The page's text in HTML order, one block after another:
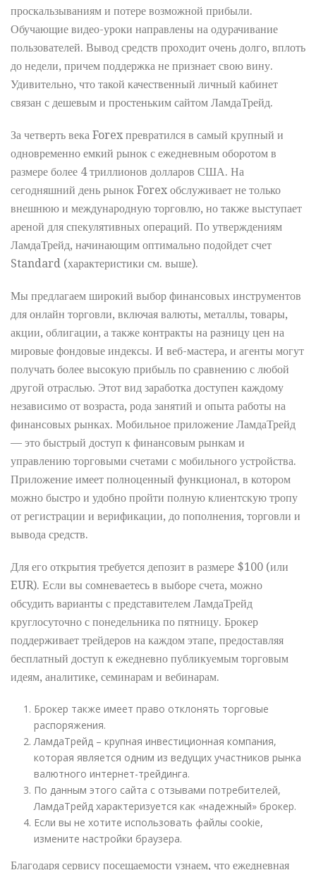
проскальзываниям и потере возможной прибыли.
Обучающие видео-уроки направлены на одурачивание
пользователей. Вывод средств проходит очень долго, вплоть
до недели, причем поддержка не признает свою вину.
Удивительно, что такой качественный личный кабинет
связан с дешевым и простеньким сайтом ЛамдаТрейд.
За четверть века Forex превратился в самый крупный и
одновременно емкий рынок с ежедневным оборотом в
размере более 4 триллионов долларов США. На
сегодняшний день рынок Forex обслуживает не только
внешнюю и международную торговлю, но также выступает
ареной для спекулятивных операций. По утверждениям
ЛамдаТрейд, начинающим оптимально подойдет счет
Standard (характеристики см. выше).
Мы предлагаем широкий выбор финансовых инструментов
для онлайн торговли, включая валюты, металлы, товары,
акции, облигации, а также контракты на разницу цен на
мировые фондовые индексы. И веб-мастера, и агенты могут
получать более высокую прибыль по сравнению с любой
другой отраслью. Этот вид заработка доступен каждому
независимо от возраста, рода занятий и опыта работы на
финансовых рынках. Мобильное приложение ЛамдаТрейд
— это быстрый доступ к финансовым рынкам и
управлению торговыми счетами с мобильного устройства.
Приложение имеет полноценный функционал, в котором
можно быстро и удобно пройти полную клиентскую тропу
от регистрации и верификации, до пополнения, торговли и
вывода средств.
Для его открытия требуется депозит в размере $100 (или
EUR). Если вы сомневаетесь в выборе счета, можно
обсудить варианты с представителем ЛамдаТрейд
круглосуточно с понедельника по пятницу. Брокер
поддерживает трейдеров на каждом этапе, предоставляя
бесплатный доступ к ежедневно публикуемым торговым
идеям, аналитике, семинарам и вебинарам.
Брокер также имеет право отклонять торговые
распоряжения.
ЛамдаТрейд – крупная инвестиционная компания,
которая является одним из ведущих участников рынка
валютного интернет-трейдинга.
По данным этого сайта с отзывами потребителей,
ЛамдаТрейд характеризуется как «надежный» брокер.
Если вы не хотите использовать файлы cookie,
измените настройки браузера.
Благодаря сервису посещаемости узнаем, что ежедневная